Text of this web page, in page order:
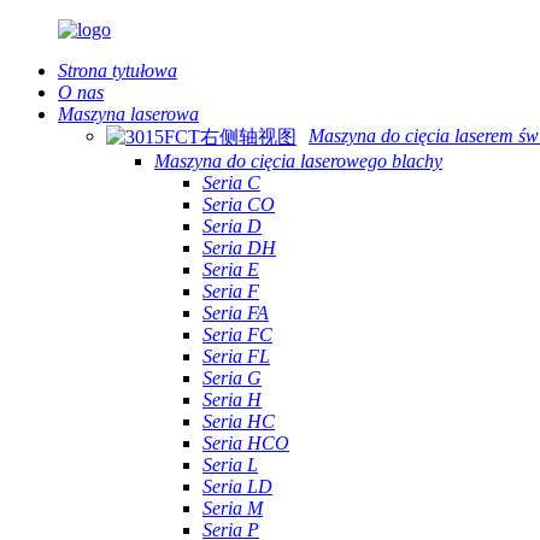
Strona tytułowa
O nas
Maszyna laserowa
Maszyna do cięcia laserem
Maszyna do cięcia laserowego blachy
Seria C
Seria CO
Seria D
Seria DH
Seria E
Seria F
Seria FA
Seria FC
Seria FL
Seria G
Seria H
Seria HC
Seria HCO
Seria L
Seria LD
Seria M
Seria P